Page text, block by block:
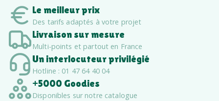
Le meilleur prix
Des tarifs adaptés à votre projet
Livraison sur mesure
Multi-points et partout en France
Un interlocuteur privilégié
Hotline : 01 47 64 40 04
+5000 Goodies
Disponibles sur notre catalogue